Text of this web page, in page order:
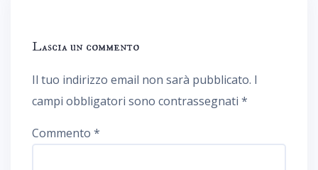
Lascia un commento
Il tuo indirizzo email non sarà pubblicato. I
campi obbligatori sono contrassegnati *
Commento *